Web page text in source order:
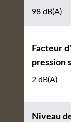
98 dB(A)
Facteur
pression
2 dB(A)
Niveau